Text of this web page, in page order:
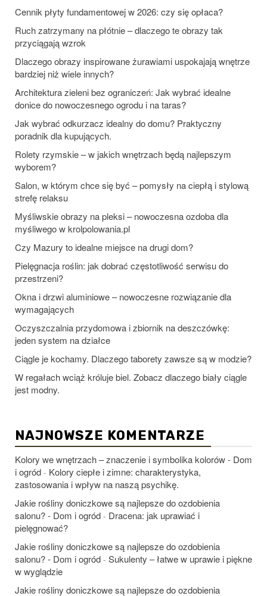
Cennik płyty fundamentowej w 2026: czy się opłaca?
Ruch zatrzymany na płótnie – dlaczego te obrazy tak
przyciągają wzrok
Dlaczego obrazy inspirowane żurawiami uspokajają wnętrze
bardziej niż wiele innych?
Architektura zieleni bez ograniczeń: Jak wybrać idealne
donice do nowoczesnego ogrodu i na taras?
Jak wybrać odkurzacz idealny do domu? Praktyczny
poradnik dla kupujących.
Rolety rzymskie – w jakich wnętrzach będą najlepszym
wyborem?
Salon, w którym chce się być – pomysły na ciepłą i stylową
strefę relaksu
Myśliwskie obrazy na pleksi – nowoczesna ozdoba dla
myśliwego w krolpolowania.pl
Czy Mazury to idealne miejsce na drugi dom?
Pielęgnacja roślin: jak dobrać częstotliwość serwisu do
przestrzeni?
Okna i drzwi aluminiowe – nowoczesne rozwiązanie dla
wymagających
Oczyszczalnia przydomowa i zbiornik na deszczówkę:
jeden system na działce
Ciągle je kochamy. Dlaczego taborety zawsze są w modzie?
W regałach wciąż króluje biel. Zobacz dlaczego biały ciągle
jest modny.
NAJNOWSZE KOMENTARZE
Kolory we wnętrzach – znaczenie i symbolika kolorów - Dom
i ogród - Kolory ciepłe i zimne: charakterystyka,
zastosowania i wpływ na naszą psychikę.
Jakie rośliny doniczkowe są najlepsze do ozdobienia
salonu? - Dom i ogród - Dracena: jak uprawiać i
pielęgnować?
Jakie rośliny doniczkowe są najlepsze do ozdobienia
salonu? - Dom i ogród - Sukulenty – łatwe w uprawie i piękne
w wyglądzie
Jakie rośliny doniczkowe są najlepsze do ozdobienia